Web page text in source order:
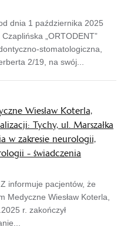
dnia 1 października 2025
„ORTODENT”
stomatologiczna,
2/19, na swój...
Wiesław Koterla,
Tychy, ul. Marszałka
w zakresie neurologii,
- świadczenia
informuje pacjentów, że
Medyczne Wiesław Koterla,
r. zakończył